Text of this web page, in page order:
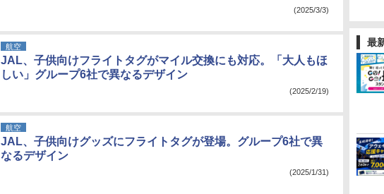
最
(2025/3/3)
航空
JAL、子供向けフライトタグがマイル交換にも対応。「大人もほ
しい」グループ6社で異なるデザイン
(2025/2/19)
航空
JAL、子供向けグッズにフライトタグが登場。グループ6社で異
なるデザイン
(2025/1/31)